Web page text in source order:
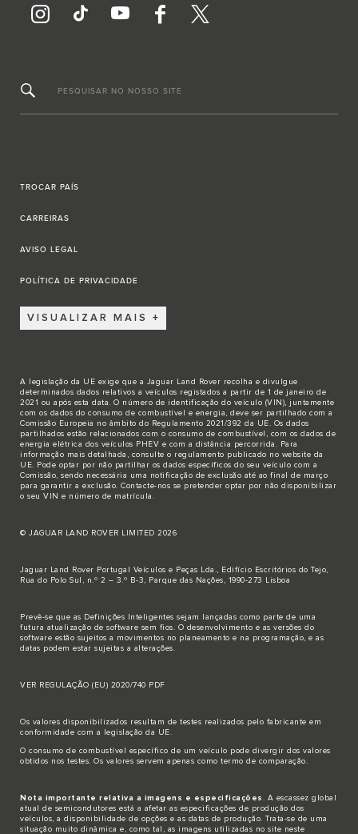
PESQUISAR NO NOSSO SITE
TROCAR PAÍS
CARREIRAS
AVISO LEGAL
POLÍTICA DE PRIVACIDADE
VISUALIZAR MAIS
A legislação da UE exige que a Jaguar Land Rover recolha e divulgue
determinados dados relativos a veículos registados a partir de 1 de janeiro de
2021 ou após esta data. O número de identificação do veículo (VIN), juntamente
com os dados do consumo de combustível e energia, deve ser partilhado com a
Comissão Europeia no âmbito do Regulamento 2021/392 da UE. Os dados
partilhados estão relacionados com o consumo de combustível, com os dados de
energia elétrica dos veículos PHEV e com a distância percorrida. Para
informação mais detalhada, consulte o regulamento publicado no website da
UE . Pode optar por não partilhar os dados específicos do seu veículo com a
Comissão, sendo necessária uma notificação de exclusão até ao final de março
para garantir a exclusão. Contacte-nos se pretender optar por não disponibilizar
o seu VIN e número de matrícula.
© JAGUAR LAND ROVER LIMITED 2026
Jaguar Land Rover Portugal Veículos e Peças Lda., Edifício Escritórios do Tejo,
Rua do Polo Sul, n.º 2 – 3.º B-3, Parque das Nações, 1990-273 Lisboa
Prevê-se que as Definições Inteligentes sejam lançadas como parte de uma
futura atualização de software sem fios. O desenvolvimento e as versões do
software estão sujeitos a movimentos no planeamento e na programação, e as
datas podem estar sujeitas a alterações.
VER REGULAÇÃO (EU) 2020/740 PDF
Os valores disponibilizados resultam de testes realizados pelo fabricante em
conformidade com a legislação da UE.
O consumo de combustível específico de um veículo pode divergir dos valores
obtidos nos testes. Os valores servem apenas como termo de comparação.
Nota importante relativa a imagens e especificações
. A escassez global
atual de semicondutores está a afetar as especificações de produção dos
veículos, a disponibilidade de opções e as datas de produção. Trata-se de uma
situação muito dinâmica e, como tal, as imagens utilizadas no site neste